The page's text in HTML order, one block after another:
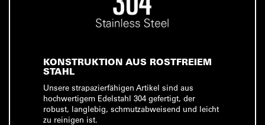
KONSTRUKTION AUS ROSTFREIEM
STAHL
Unsere strapazierfähigen Artikel sind aus
hochwertigem Edelstahl 304 gefertigt, der
robust, langlebig, schmutzabweisend und leicht
zu reinigen ist.